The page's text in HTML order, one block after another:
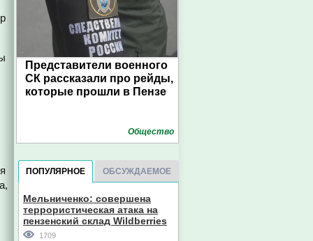
Представители военного
СК рассказали про рейды,
которые прошли в Пензе
Общество
ПОПУЛЯРНОЕ ОБСУЖДАЕМОЕ
Мельниченко: совершена
террористическая атака на
пензенский склад Wildberries
1709